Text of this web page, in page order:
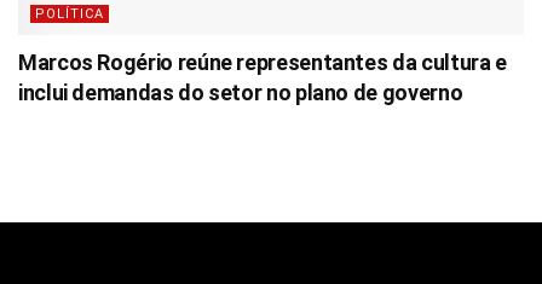
POLÍTICA
Marcos Rogério reúne representantes da cultura e
inclui demandas do setor no plano de governo